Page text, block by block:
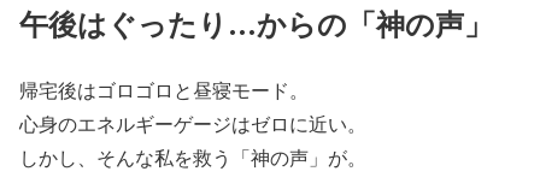
午後はぐったり…からの「神の声」
帰宅後はゴロゴロと昼寝モード。
心身のエネルギーゲージはゼロに近い。
しかし、そんな私を救う「神の声」が。